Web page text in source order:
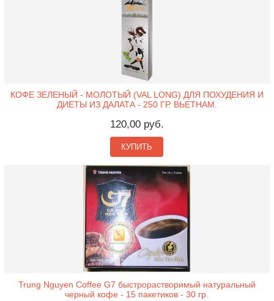
КОФЕ ЗЕЛЕНЫЙ - МОЛОТЫЙ (VAL LONG) ДЛЯ ПОХУДЕНИЯ И
ДИЕТЫ ИЗ ДАЛАТА - 250 ГР. ВЬЕТНАМ.
120,00 руб.
КУПИТЬ
Trung Nguyen Coffee G7 быстрорастворимый натуральный
черный кофе - 15 пакетиков - 30 гр.